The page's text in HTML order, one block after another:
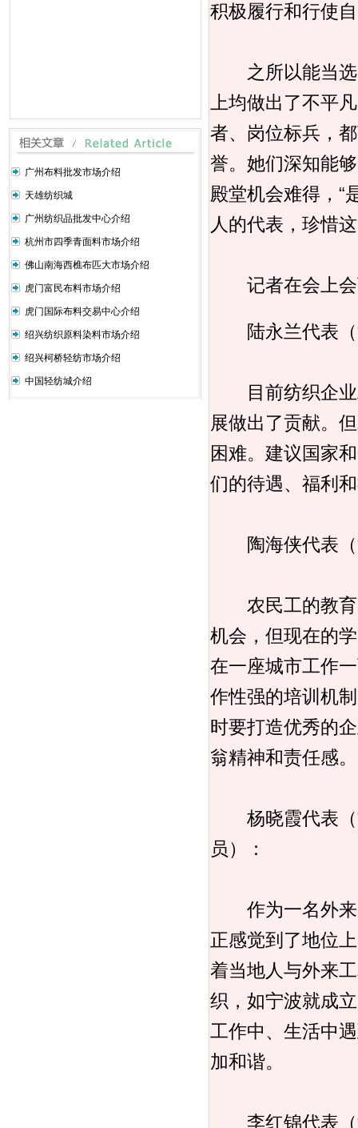
广州布料批发市场介绍
天雄纺织城
广州纺织品批发中心介绍
杭州市四季青面料市场介绍
佛山南海西樵布匹大市场介绍
虎门富民布料市场介绍
虎门国际布料交易中心介绍
绍兴纺织原料染料市场介绍
绍兴柯桥轻纺市场介绍
中国轻纺城介绍
积极履行和行使
之所以能当选
上均做出了不平
者、岗位标兵，
誉。她们深知能
殿堂机会难得，“
人的代表，珍惜
记者在会上会
陆永兰代表（
目前纺织企业
展做出了贡献。
困难。建议国家
们的待遇、福利
陶海侠代表（
农民工的教育
机会，但现在的
在一座城市工作
作性强的培训机
时要打造优秀的
翁精神和责任感。
杨晓霞代表（
员）：
作为一名外来
正感觉到了地位
着当地人与外来
织，如宁波就成
工作中、生活中
加和谐。
李红锦代表（